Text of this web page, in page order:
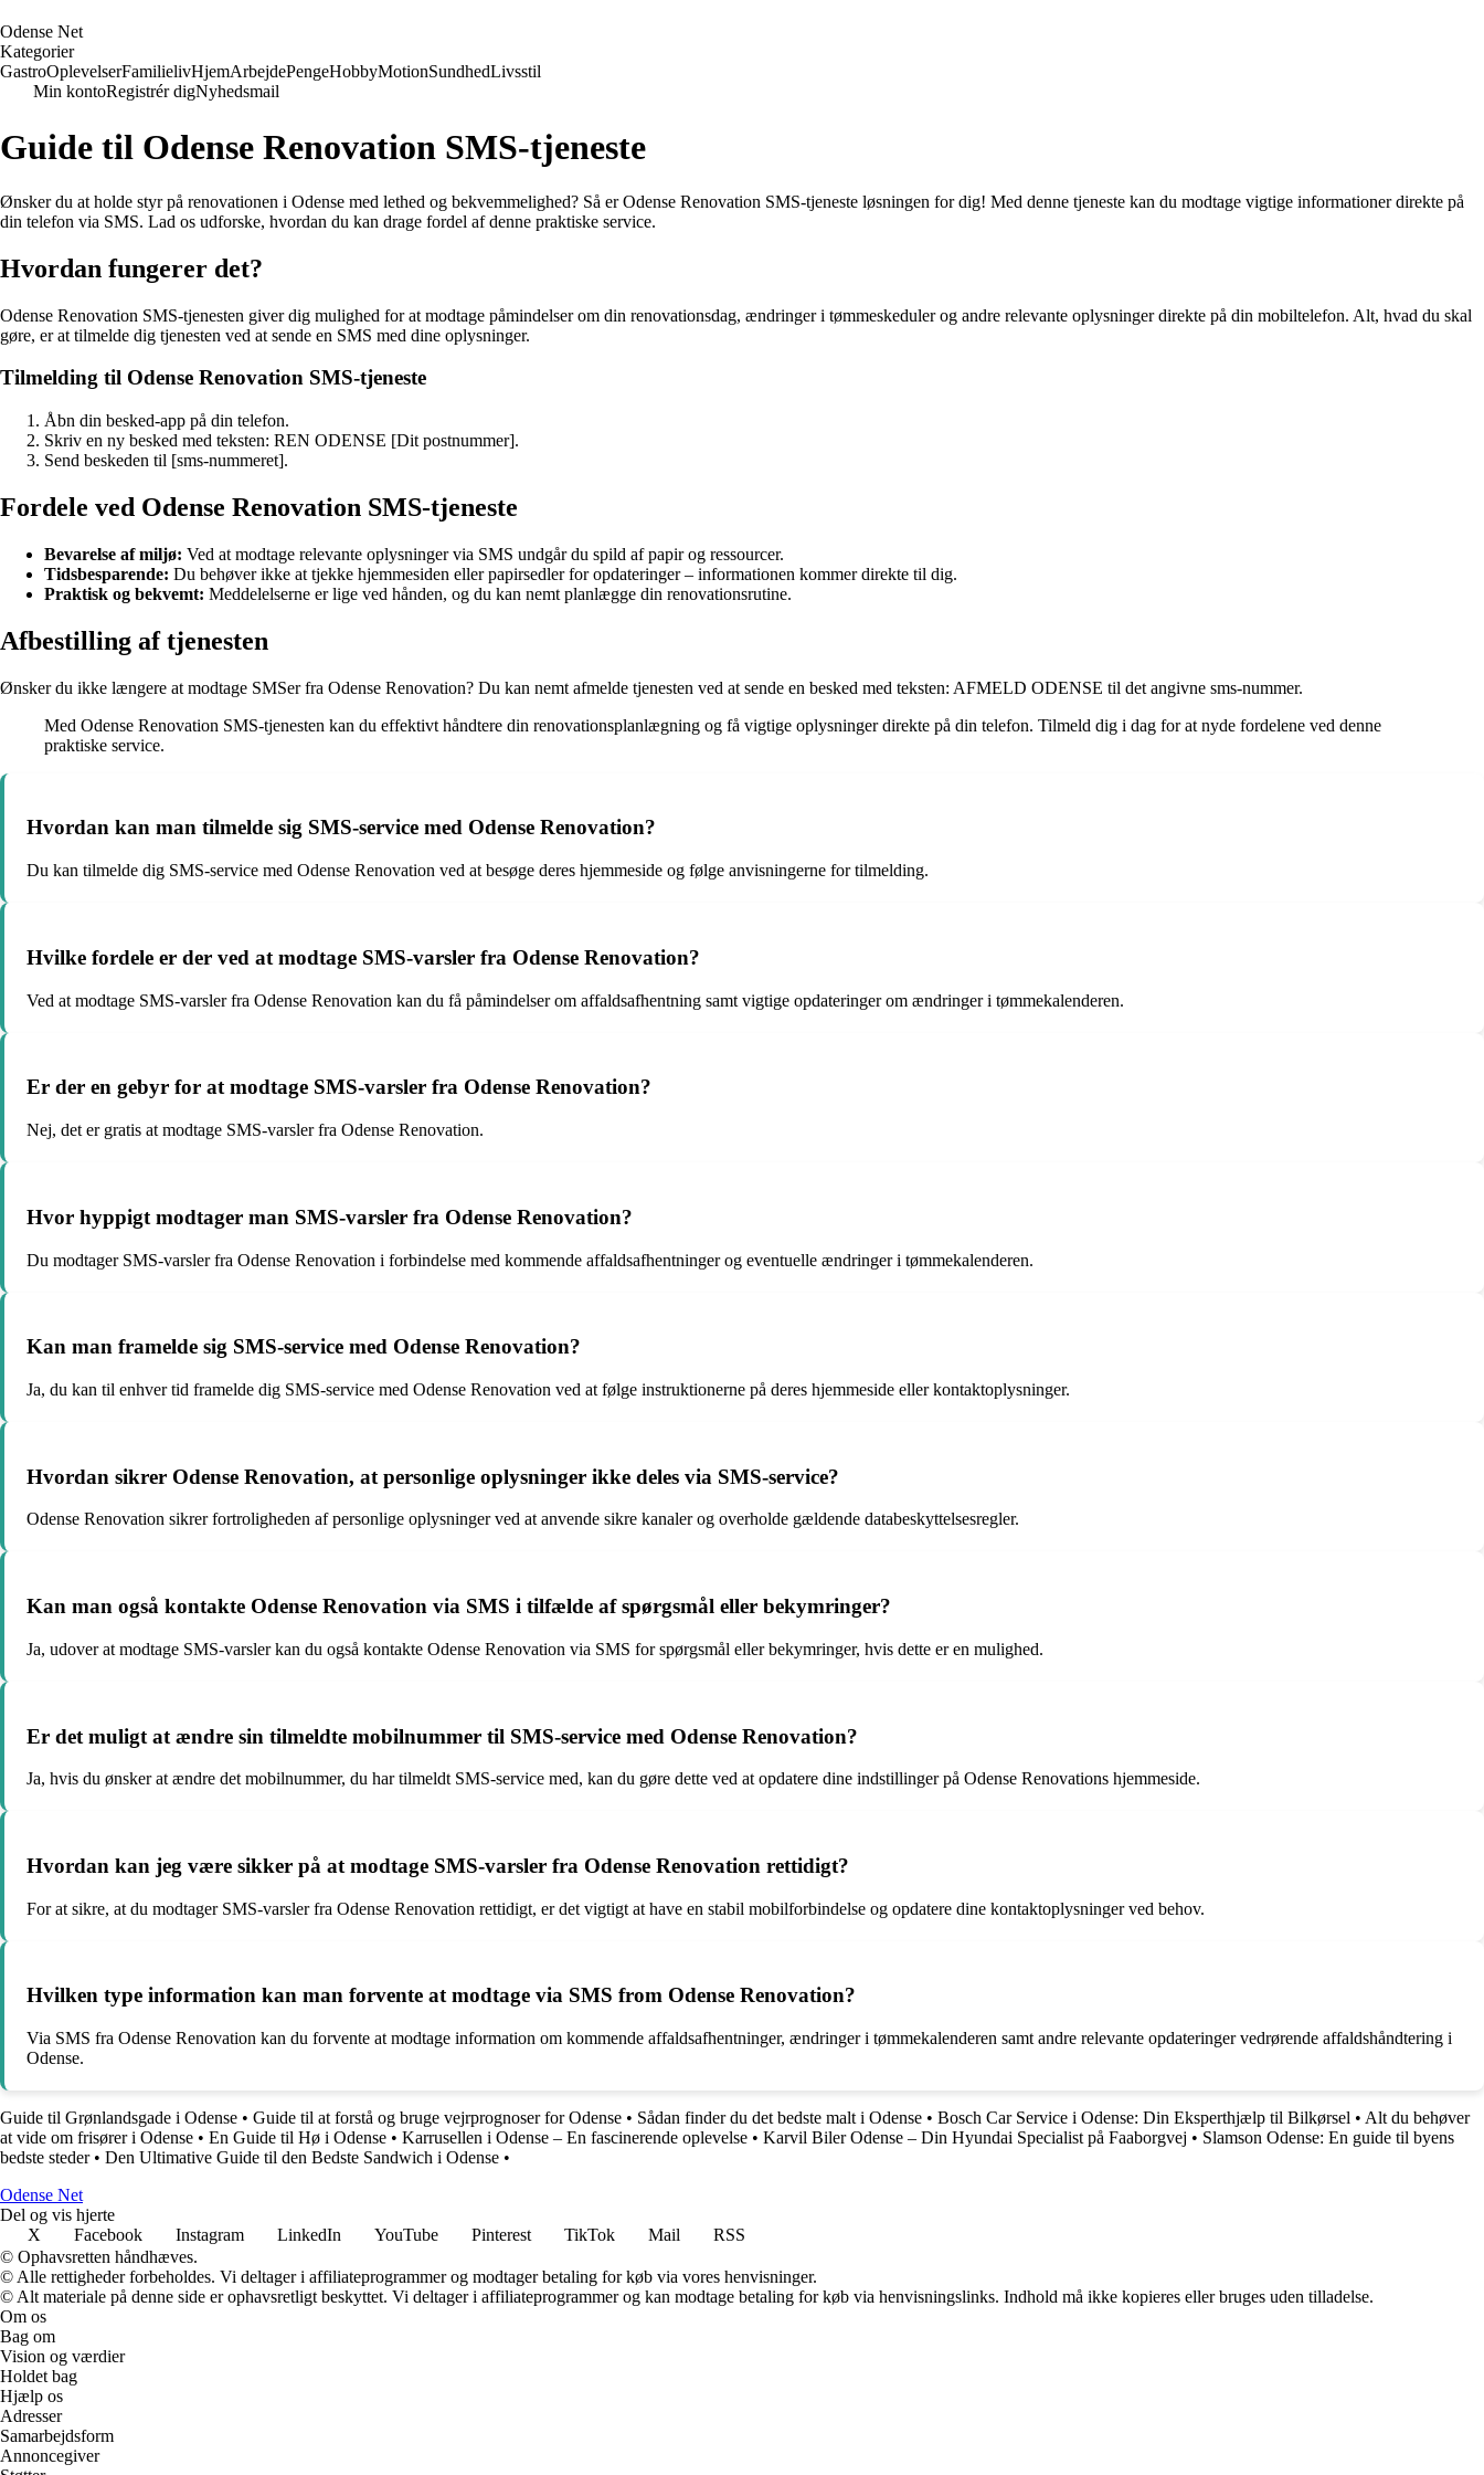
Odense Net
Kategorier
GastroOplevelserFamilielivHjemArbejdePengeHobbyMotionSundhedLivsstil
Min kontoRegistrér digNyhedsmail
Guide til Odense Renovation SMS-tjeneste
Ønsker du at holde styr på renovationen i Odense med lethed og bekvemmelighed? Så er Odense Renovation SMS-tjeneste løsningen for dig! Med denne tjeneste kan du modtage vigtige informationer direkte på
din telefon via SMS. Lad os udforske, hvordan du kan drage fordel af denne praktiske service.
Hvordan fungerer det?
Odense Renovation SMS-tjenesten giver dig mulighed for at modtage påmindelser om din renovationsdag, ændringer i tømmeskeduler og andre relevante oplysninger direkte på din mobiltelefon. Alt, hvad du skal
gøre, er at tilmelde dig tjenesten ved at sende en SMS med dine oplysninger.
Tilmelding til Odense Renovation SMS-tjeneste
Åbn din besked-app på din telefon.
Skriv en ny besked med teksten: REN ODENSE [Dit postnummer].
Send beskeden til [sms-nummeret].
Fordele ved Odense Renovation SMS-tjeneste
Bevarelse af miljø: Ved at modtage relevante oplysninger via SMS undgår du spild af papir og ressourcer.
Tidsbesparende: Du behøver ikke at tjekke hjemmesiden eller papirsedler for opdateringer – informationen kommer direkte til dig.
Praktisk og bekvemt: Meddelelserne er lige ved hånden, og du kan nemt planlægge din renovationsrutine.
Afbestilling af tjenesten
Ønsker du ikke længere at modtage SMSer fra Odense Renovation? Du kan nemt afmelde tjenesten ved at sende en besked med teksten: AFMELD ODENSE til det angivne sms-nummer.
Med Odense Renovation SMS-tjenesten kan du effektivt håndtere din renovationsplanlægning og få vigtige oplysninger direkte på din telefon. Tilmeld dig i dag for at nyde fordelene ved denne
praktiske service.
Hvordan kan man tilmelde sig SMS-service med Odense Renovation?
Du kan tilmelde dig SMS-service med Odense Renovation ved at besøge deres hjemmeside og følge anvisningerne for tilmelding.
Hvilke fordele er der ved at modtage SMS-varsler fra Odense Renovation?
Ved at modtage SMS-varsler fra Odense Renovation kan du få påmindelser om affaldsafhentning samt vigtige opdateringer om ændringer i tømmekalenderen.
Er der en gebyr for at modtage SMS-varsler fra Odense Renovation?
Nej, det er gratis at modtage SMS-varsler fra Odense Renovation.
Hvor hyppigt modtager man SMS-varsler fra Odense Renovation?
Du modtager SMS-varsler fra Odense Renovation i forbindelse med kommende affaldsafhentninger og eventuelle ændringer i tømmekalenderen.
Kan man framelde sig SMS-service med Odense Renovation?
Ja, du kan til enhver tid framelde dig SMS-service med Odense Renovation ved at følge instruktionerne på deres hjemmeside eller kontaktoplysninger.
Hvordan sikrer Odense Renovation, at personlige oplysninger ikke deles via SMS-service?
Odense Renovation sikrer fortroligheden af personlige oplysninger ved at anvende sikre kanaler og overholde gældende databeskyttelsesregler.
Kan man også kontakte Odense Renovation via SMS i tilfælde af spørgsmål eller bekymringer?
Ja, udover at modtage SMS-varsler kan du også kontakte Odense Renovation via SMS for spørgsmål eller bekymringer, hvis dette er en mulighed.
Er det muligt at ændre sin tilmeldte mobilnummer til SMS-service med Odense Renovation?
Ja, hvis du ønsker at ændre det mobilnummer, du har tilmeldt SMS-service med, kan du gøre dette ved at opdatere dine indstillinger på Odense Renovations hjemmeside.
Hvordan kan jeg være sikker på at modtage SMS-varsler fra Odense Renovation rettidigt?
For at sikre, at du modtager SMS-varsler fra Odense Renovation rettidigt, er det vigtigt at have en stabil mobilforbindelse og opdatere dine kontaktoplysninger ved behov.
Hvilken type information kan man forvente at modtage via SMS from Odense Renovation?
Via SMS fra Odense Renovation kan du forvente at modtage information om kommende affaldsafhentninger, ændringer i tømmekalenderen samt andre relevante opdateringer vedrørende affaldshåndtering i
Odense.
Guide til Grønlandsgade i Odense • Guide til at forstå og bruge vejrprognoser for Odense • Sådan finder du det bedste malt i Odense • Bosch Car Service i Odense: Din Eksperthjælp til Bilkørsel • Alt du behøver
at vide om frisører i Odense • En Guide til Hø i Odense • Karrusellen i Odense – En fascinerende oplevelse • Karvil Biler Odense – Din Hyundai Specialist på Faaborgvej • Slamson Odense: En guide til byens
bedste steder• Den Ultimative Guide til den Bedste Sandwich i Odense •
Odense Net
Del og vis hjerte
X
Facebook Instagram LinkedIn YouTube Pinterest TikTok Mail
RSS
© Ophavsretten håndhæves.
© Alle rettigheder forbeholdes. Vi deltager i affiliateprogrammer og modtager betaling for køb via vores henvisninger.
© Alt materiale på denne side er ophavsretligt beskyttet. Vi deltager i affiliateprogrammer og kan modtage betaling for køb via henvisningslinks. Indhold må ikke kopieres eller bruges uden tilladelse.
Om os
Bag om
Vision og værdier
Holdet bag
Hjælp os
Adresser
Samarbejdsform
Annoncegiver